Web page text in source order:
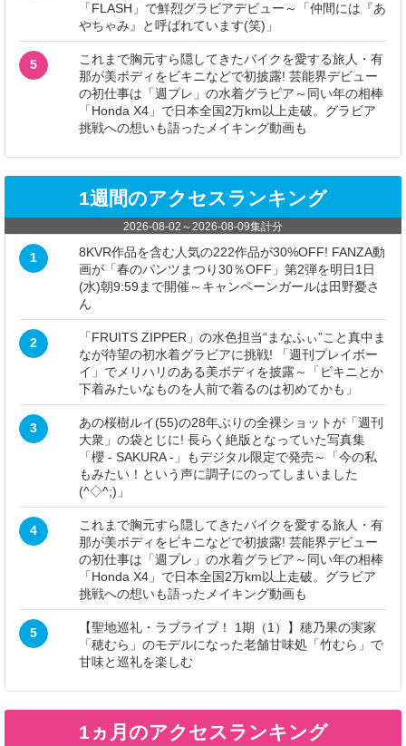
「FLASH」で鮮烈グラビアデビュー～「仲間には『あ
やちゃみ』と呼ばれています(笑)」
5
これまで胸元すら隠してきたバイクを愛する旅人・有
那が美ボディをビキニなどで初披露! 芸能界デビュー
の初仕事は「週プレ」の水着グラビア～同い年の相棒
「Honda X4」で日本全国2万km以上走破。グラビア
挑戦への想いも語ったメイキング動画も
1週間のアクセスランキング
2026-08-02 ～2026-08-09集計分
1
8KVR作品を含む人気の222作品が30%OFF! FANZA動
画が「春のパンツまつり30％OFF」第2弾を明日1日
(水)朝9:59まで開催～キャンペーンガールは田野憂さ
ん
2
「FRUITS ZIPPER」の水色担当“まなふぃ”こと真中ま
なが待望の初水着グラビアに挑戦! 「週刊プレイボー
イ」でメリハリのある美ボディを披露～「ビキニとか
下着みたいなものを人前で着るのは初めてかも」
3
あの桜樹ルイ(55)の28年ぶりの全裸ショットが「週刊
大衆」の袋とじに! 長らく絶版となっていた写真集
「櫻 - SAKURA -」もデジタル限定で発売～「今の私
もみたい！という声に調子にのってしまいました
(^◇^;)」
4
これまで胸元すら隠してきたバイクを愛する旅人・有
那が美ボディをビキニなどで初披露! 芸能界デビュー
の初仕事は「週プレ」の水着グラビア～同い年の相棒
「Honda X4」で日本全国2万km以上走破。グラビア
挑戦への想いも語ったメイキング動画も
5
【聖地巡礼・ラブライブ！ 1期（1）】穂乃果の実家
「穂むら」のモデルになった老舗甘味処「竹むら」で
甘味と巡礼を楽しむ
1ヵ月のアクセスランキング